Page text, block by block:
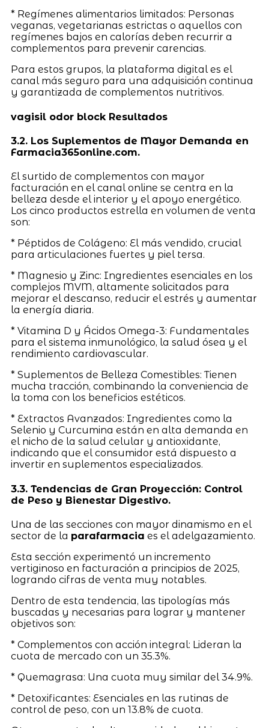
* Regímenes alimentarios limitados: Personas
veganas, vegetarianas estrictas o aquellos con
regímenes bajos en calorías deben recurrir a
complementos para prevenir carencias.
Para estos grupos, la plataforma digital es el
canal más seguro para una adquisición continua
y garantizada de complementos nutritivos.
vagisil odor block Resultados
3.2. Los Suplementos de Mayor Demanda en
Farmacia365online.com.
El surtido de complementos con mayor
facturación en el canal online se centra en la
belleza desde el interior y el apoyo energético.
Los cinco productos estrella en volumen de venta
son:
* Péptidos de Colágeno: El más vendido, crucial
para articulaciones fuertes y piel tersa.
* Magnesio y Zinc: Ingredientes esenciales en los
complejos MVM, altamente solicitados para
mejorar el descanso, reducir el estrés y aumentar
la energía diaria.
* Vitamina D y Ácidos Omega-3: Fundamentales
para el sistema inmunológico, la salud ósea y el
rendimiento cardiovascular.
* Suplementos de Belleza Comestibles: Tienen
mucha tracción, combinando la conveniencia de
la toma con los beneficios estéticos.
* Extractos Avanzados: Ingredientes como la
Selenio y Curcumina están en alta demanda en
el nicho de la salud celular y antioxidante,
indicando que el consumidor está dispuesto a
invertir en suplementos especializados.
3.3. Tendencias de Gran Proyección: Control
de Peso y Bienestar Digestivo.
Una de las secciones con mayor dinamismo en el
sector de la parafarmacia es el adelgazamiento.
Esta sección experimentó un incremento
vertiginoso en facturación a principios de 2025,
logrando cifras de venta muy notables.
Dentro de esta tendencia, las tipologías más
buscadas y necesarias para lograr y mantener
objetivos son:
* Complementos con acción integral: Lideran la
cuota de mercado con un 35.3%.
* Quemagrasa: Una cuota muy similar del 34.9%.
* Detoxificantes: Esenciales en las rutinas de
control de peso, con un 13.8% de cuota.